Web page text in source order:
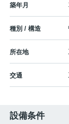
築年月
種別 / 構造
所在地
交通
設備条件